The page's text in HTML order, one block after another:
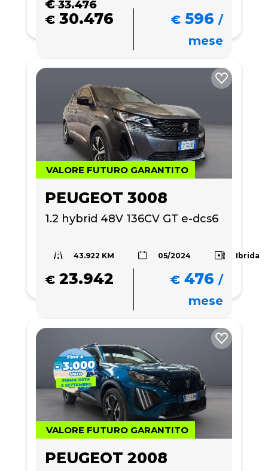
€33.476
€ 30.476 € 596 /
mese
VALORE FUTURO GARANTITO
PEUGEOT 3008
1.2 hybrid 48V 136CV GT e-dcs6
43.922 KM 05/2024 Ibrida
€ 23.942 € 476 /
mese
VALORE FUTURO GARANTITO
PEUGEOT 2008